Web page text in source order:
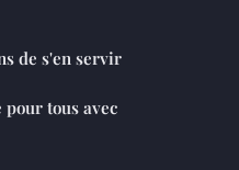
de s'en servir
pour tous avec